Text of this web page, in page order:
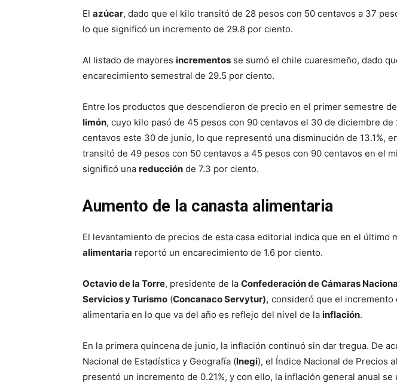
El azúcar, dado que el kilo transitó de 28 pesos con 50 centavos a 37
lo que significó un incremento de 29.8 por ciento.
Al listado de mayores incrementos se sumó el chile cuaresmeño, dado
encarecimiento semestral de 29.5 por ciento.
Entre los productos que descendieron de precio en el primer semestre
limón, cuyo kilo pasó de 45 pesos con 90 centavos el 30 de diciembre
centavos este 30 de junio, lo que representó una disminución de 13.1%,
transitó de 49 pesos con 50 centavos a 45 pesos con 90 centavos en el
significó una reducción de 7.3 por ciento.
Aumento de la canasta alimentaria
El levantamiento de precios de esta casa editorial indica que en el último
alimentaria reportó un encarecimiento de 1.6 por ciento.
Octavio de la Torre, presidente de la Confederación de Cámaras
Servicios y Turismo (Concanaco Servytur), consideró que el incremento
alimentaria en lo que va del año es reflejo del nivel de la inflación.
En la primera quincena de junio, la inflación continuó sin dar tregua. De
Nacional de Estadística y Geografía (Inegi), el Índice Nacional de Precios
presentó un incremento de 0.21%, y con ello, la inflación general anual